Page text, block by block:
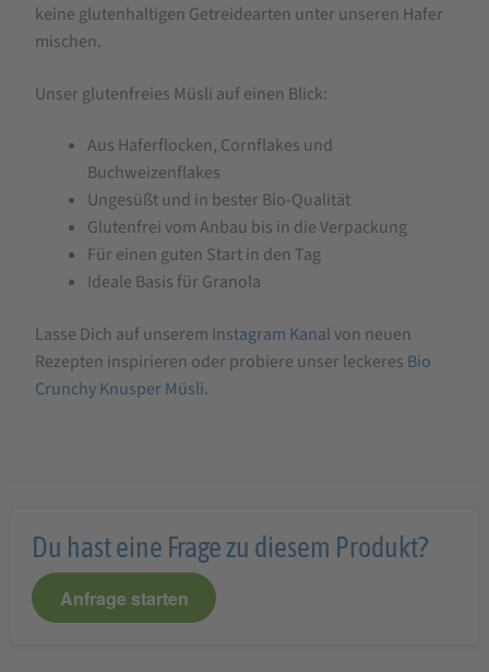
keine glutenhaltigen Getreidearten unter unseren Hafer
mischen.
Unser glutenfreies Müsli auf einen Blick:
Aus Haferflocken, Cornflakes und
Buchweizenflakes
Ungesüßt und in bester Bio-Qualität
Glutenfrei vom Anbau bis in die Verpackung
Für einen guten Start in den Tag
Ideale Basis für Granola
Lasse Dich auf unserem Instagram Kanal von neuen
Rezepten inspirieren oder probiere unser leckeres Bio
Crunchy Knusper Müsli.
Du hast eine Frage zu diesem Produkt?
Anfrage starten